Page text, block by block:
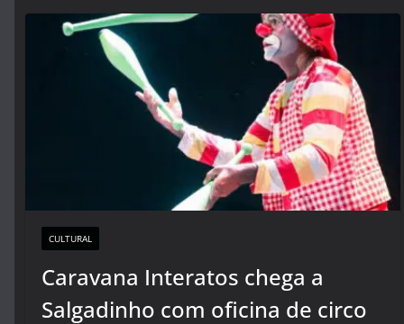
CULTURAL
Caravana Interatos chega a
Salgadinho com oficina de circo